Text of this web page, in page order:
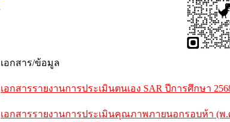
เอกสาร/ข้อมูล
เอกสารรายงานการประเมินตนเอง SAR ปีการศึกษา
เอกสารรายงานการประเมินคุณภาพภายนอกรอบห้า (พ